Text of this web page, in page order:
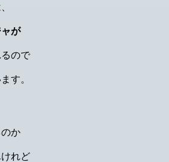
が
ので
す。
か
れど